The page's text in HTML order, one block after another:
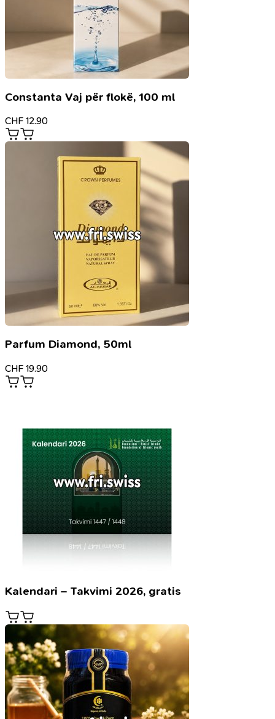
Constanta Vaj për flokë, 100 ml
CHF 12.90
Parfum Diamond, 50ml
CHF 19.90
Kalendari – Takvimi 2026, gratis